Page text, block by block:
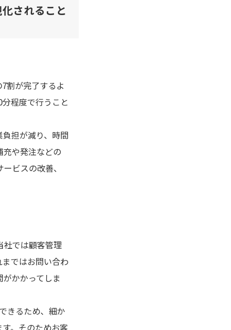
されること
割が完了するよ
程度で行うこと
担が減り、時間
や発注などの
ビスの改善、
社では顧客管理
ではお問い合わ
かかってしま
きるため、細か
。そのためお客